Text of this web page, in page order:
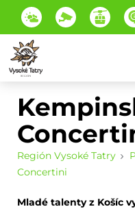
Región Vysoké Tatry
Concertini
Mladé talenty z Košíc